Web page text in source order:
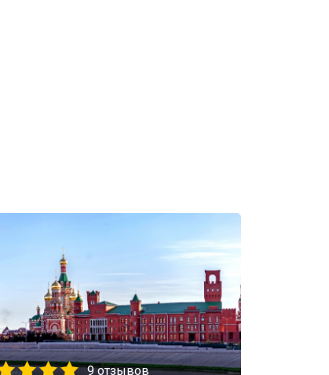
9 отзывов